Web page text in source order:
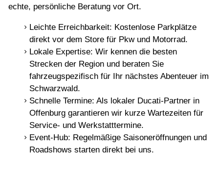
echte, persönliche Beratung vor Ort.
Leichte Erreichbarkeit: Kostenlose Parkplätze
direkt vor dem Store für Pkw und Motorrad.
Lokale Expertise: Wir kennen die besten
Strecken der Region und beraten Sie
fahrzeugspezifisch für Ihr nächstes Abenteuer im
Schwarzwald.
Schnelle Termine: Als lokaler Ducati-Partner in
Offenburg garantieren wir kurze Wartezeiten für
Service- und Werkstatttermine.
Event-Hub: Regelmäßige Saisoneröffnungen und
Roadshows starten direkt bei uns.